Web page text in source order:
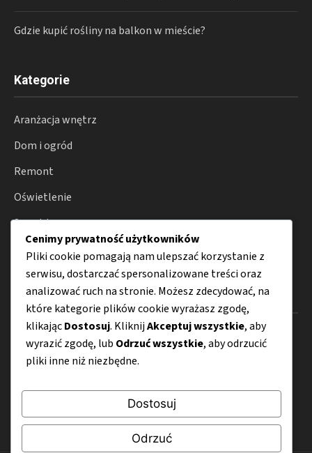
Gdzie kupić rośliny na balkon w mieście?
Kategorie
Aranżacja wnętrz
Dom i ogród
Remont
Oświetlenie
Smart home
Porady
Menu
Kontakt
Mapa strony
Polityka prywatności
Cenimy prywatność użytkowników
Pliki cookie pomagają nam ulepszać korzystanie z
serwisu, dostarczać spersonalizowane treści oraz
analizować ruch na stronie. Możesz zdecydować, na
które kategorie plików cookie wyrażasz zgodę,
klikającDostosuj. KliknijAkceptuj wszystkie, aby
wyrazić zgodę, lub Odrzuć wszystkie, aby odrzucić
pliki inne niż niezbędne.
Dostosuj
Odrzuć